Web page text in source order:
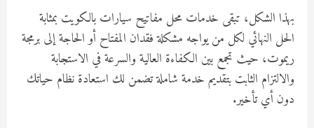
بهذا الشكل، تبقى خدمات محل مفاتيح سيارات بالكويت بمثابة
الحل النهائي لكل من يواجه مشكلة فقدان المفتاح أو الحاجة إلى برمجة
ريموت، حيث تجمع بين الكفاءة العالية والسرعة في الاستجابة
والالتزام الثابت بتقديم خدمة شاملة تضمن لك استعادة نظام حياتك
دون أي تأخير.